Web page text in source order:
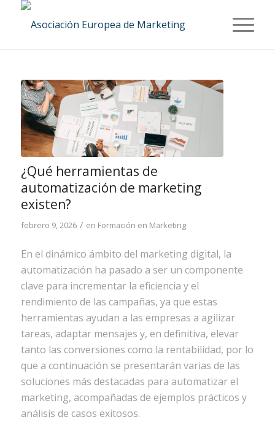
¿Qué herramientas de
automatización de marketing
existen?
febrero 9, 2026 / en Formación en Marketing
En el dinámico ámbito del marketing digital, la
automatización ha pasado a ser un componente
clave para incrementar la eficiencia y el
rendimiento de las campañas, ya que estas
herramientas ayudan a las empresas a agilizar
tareas, adaptar mensajes y, en definitiva, elevar
tanto las conversiones como la rentabilidad, por lo
que a continuación se presentarán varias de las
soluciones más destacadas para automatizar el
marketing, acompañadas de ejemplos prácticos y
análisis de casos exitosos.